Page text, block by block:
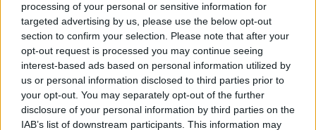
processing of your personal or sensitive information for
targeted advertising by us, please use the below opt-out
section to confirm your selection. Please note that after your
opt-out request is processed you may continue seeing
interest-based ads based on personal information utilized by
us or personal information disclosed to third parties prior to
your opt-out. You may separately opt-out of the further
disclosure of your personal information by third parties on the
IAB’s list of downstream participants. This information may